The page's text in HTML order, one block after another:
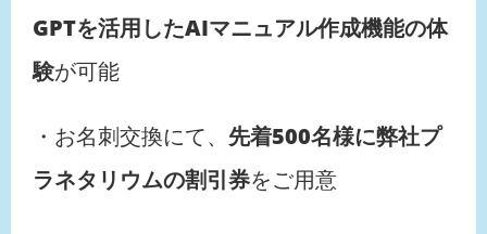
GPTを活用したAIマニュアル作成機能の体
験が可能
・お名刺交換にて、 先着500名様に弊社プ
ラネタリウムの割引券をご用意